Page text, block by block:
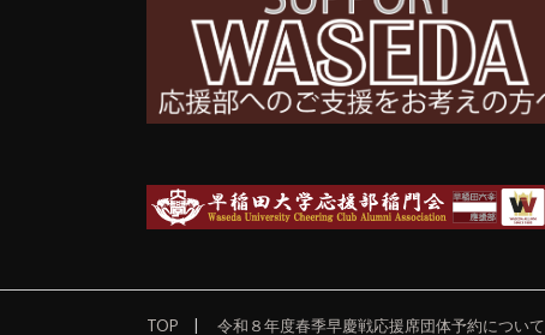
TOP 令和８年度春季早慶戦応援席団体予約について